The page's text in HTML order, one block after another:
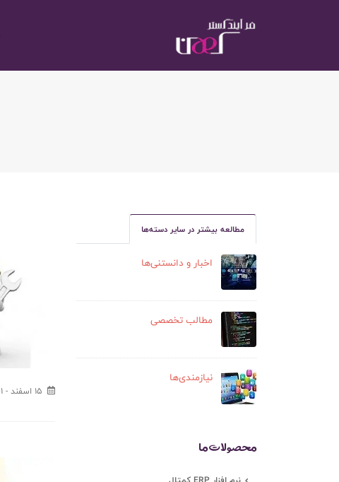
مطالعه بیشتر در سایر دسته‌ها
اخبار و دانستنی‌ها
مطالب تخصصی
نیازمندی‌ها
محصولات ما